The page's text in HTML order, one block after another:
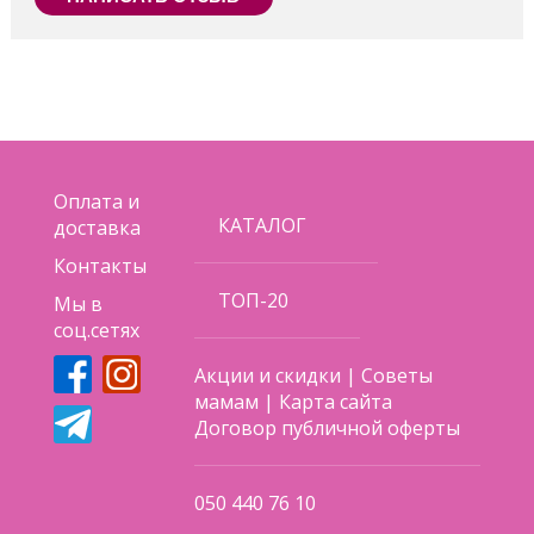
Поделиться
Оплата и
доставка
Контакты
Мы в
соц.сетях
КАТАЛОГ
ТОП-20
Акции и скидки |Советы
мамам | Карта сайта
Договор публичной оферты
050 440 76 10